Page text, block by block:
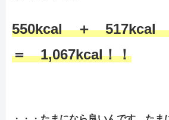
550kcal ＋
＝ 1,067kcal！！